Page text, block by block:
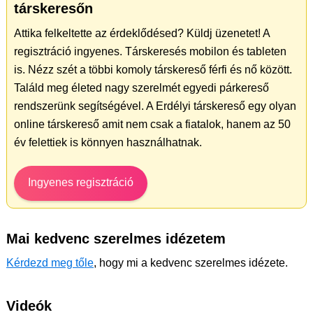
társkeresőn
Attika felkeltette az érdeklődésed? Küldj üzenetet! A
regisztráció ingyenes. Társkeresés mobilon és tableten
is. Nézz szét a többi komoly társkereső férfi és nő között.
Találd meg életed nagy szerelmét egyedi párkereső
rendszerünk segítségével. A Erdélyi társkereső egy olyan
online társkereső amit nem csak a fiatalok, hanem az 50
év felettiek is könnyen használhatnak.
Ingyenes regisztráció
Mai kedvenc szerelmes idézetem
Kérdezd meg tőle, hogy mi a kedvenc szerelmes idézete.
Videók